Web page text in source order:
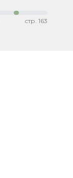
стр. 163